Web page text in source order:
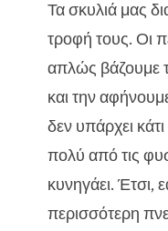
Τα σκυλιά μας
τροφή τους. Οι
απλώς βάζουμε
και την
δεν υπάρχει
πολύ από τις
κυνηγάει. Έτσι,
περισσότερη